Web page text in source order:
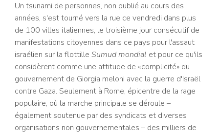
Un tsunami de personnes, non publié au cours des
années, s'est tourné vers la rue ce vendredi dans plus
de 100 villes italiennes, le troisième jour consécutif de
manifestations citoyennes dans ce pays pour l'assaut
israélien sur la flottille Sumud mondial et pour ce qu'ils
considèrent comme une attitude de «complicité» du
gouvernement de Giorgia meloni avec la guerre d'Israël
contre Gaza. Seulement à Rome, épicentre de la rage
populaire, où la marche principale se déroule –
également soutenue par des syndicats et diverses
organisations non gouvernementales – des milliers de